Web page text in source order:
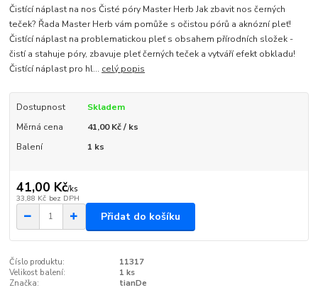
Čistící náplast na nos Čisté póry Master Herb Jak zbavit nos černých
teček? Řada Master Herb vám pomůže s očistou pórů a aknózní pleť!
Čistící náplast na problematickou pleť s obsahem přírodních složek -
čistí a stahuje póry, zbavuje pleť černých teček a vytváří efekt obkladu!
Čistící náplast pro hl... celý popis
Dostupnost
Skladem
Měrná cena
41,00 Kč / ks
Balení
1 ks
41,00 Kč/ks
33,88 Kč bez DPH
Přidat do košíku
Číslo produktu:
11317
Velikost balení:
1 ks
Značka:
tianDe